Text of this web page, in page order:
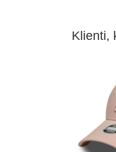
Klienti,